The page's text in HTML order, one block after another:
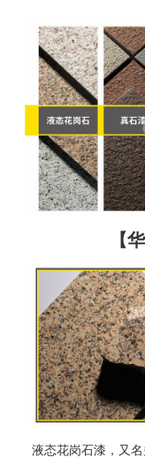
【
液态花岗石漆，又名